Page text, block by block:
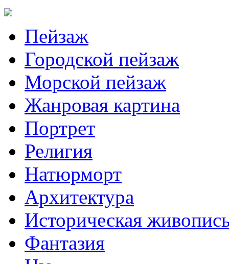
Пейзаж
Городской пейзаж
Морской пейзаж
Жанровая картина
Портрет
Религия
Натюрморт
Архитектура
Историческая
Фантазия